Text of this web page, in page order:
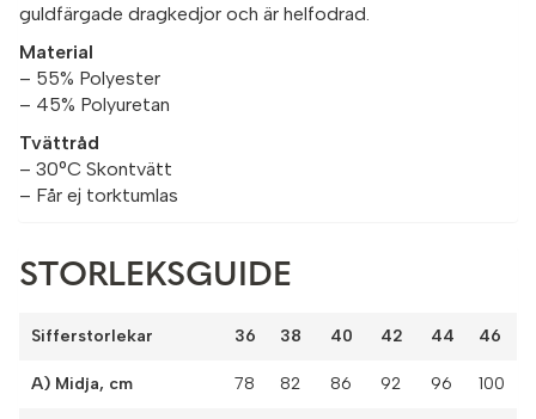
guldfärgade dragkedjor och är helfodrad.
Material
– 55% Polyester
– 45% Polyuretan
Tvättråd
– 30°C Skontvätt
– Får ej torktumlas
STORLEKSGUIDE
Sifferstorlekar 36 38 40 42 44 46
A) Midja, cm 78 82 86 92 96 100